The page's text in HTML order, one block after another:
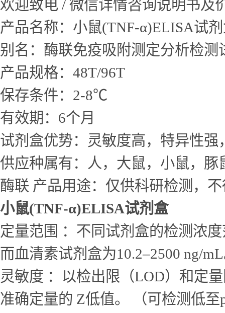
欢迎致电 / 微信详情咨询说明书及
产品名称： 小鼠(TNF-α)ELISA试
别名：酶联免疫吸附测定分析检测
产品规格：48T/96T
保存条件：2-8℃
有效期：6个月
试剂盒优势：灵敏度高，特异性
供应种属有：人，大鼠，小鼠，
酶联 产品用途：仅供科研检测，
小鼠(TNF-α)ELISA试剂盒
定量范围 ：不同试剂盒的检测浓
而血清素试剂盒为10.2–2500 ng/
灵敏度 ：以检出限（LOD）和定
准确定量的 Z低值。 （可检测低